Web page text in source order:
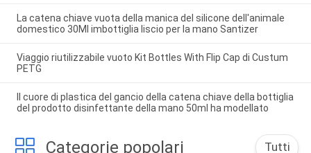
La catena chiave vuota della manica del silicone dell'animale
domestico 30Ml imbottiglia liscio per la mano Santizer
Viaggio riutilizzabile vuoto Kit Bottles With Flip Cap di Custum
PETG
Il cuore di plastica del gancio della catena chiave della bottiglia
del prodotto disinfettante della mano 50ml ha modellato
Categorie popolari Tutti